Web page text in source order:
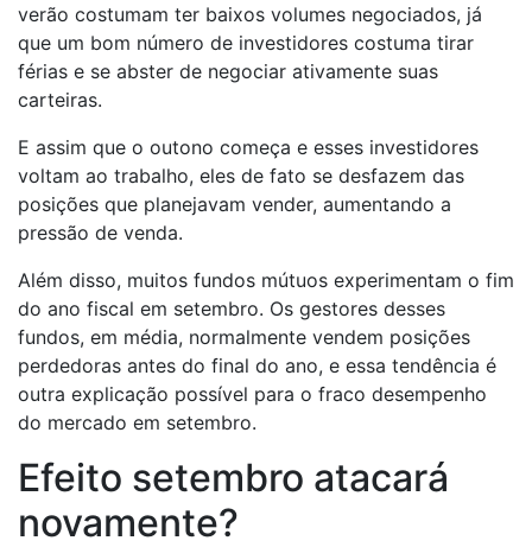
verão costumam ter baixos volumes negociados, já
que um bom número de investidores costuma tirar
férias e se abster de negociar ativamente suas
carteiras.
E assim que o outono começa e esses investidores
voltam ao trabalho, eles de fato se desfazem das
posições que planejavam vender, aumentando a
pressão de venda.
Além disso, muitos fundos mútuos experimentam o fim
do ano fiscal em setembro. Os gestores desses
fundos, em média, normalmente vendem posições
perdedoras antes do final do ano, e essa tendência é
outra explicação possível para o fraco desempenho
do mercado em setembro.
Efeito setembro atacará
novamente?